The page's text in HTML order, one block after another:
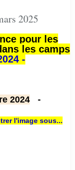
2025
pour les
les camps
-
2024 -
l'image sous...